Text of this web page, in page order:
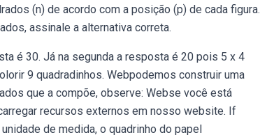
(n) de acordo com a posição (p) de cada figura.
assinale a alternativa correta.
é 30. Já na segunda a resposta é 20 pois 5 x 4
9 quadradinhos. Webpodemos construir uma
que a compõe, observe: Webse você está
recursos externos em nosso website. If
de medida, o quadrinho do papel